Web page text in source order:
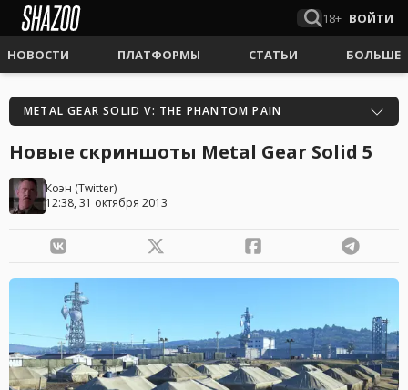
18+ ВОЙТИ
НОВОСТИ ПЛАТФОРМЫ СТАТЬИ БОЛЬШЕ
METAL GEAR SOLID V: THE PHANTOM PAIN
Новые скриншоты Metal Gear Solid 5
Коэн (Twitter)
12:38, 31 октября 2013